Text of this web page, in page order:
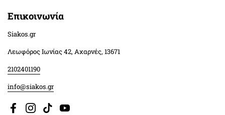
Επικοινωνία
Siakos.gr
Λεωφόρος Ιωνίας 42, Αχαρνές, 13671
2102401190
info@siakos.gr
FacebookInstagram
TikTokYouTube